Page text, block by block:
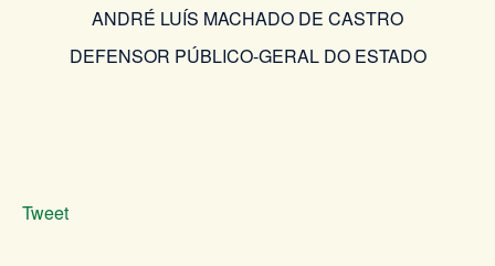
ANDRÉ LUÍS MACHADO DE CASTRO
DEFENSOR PÚBLICO-GERAL DO ESTADO
Tweet